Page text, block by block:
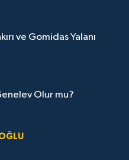
ve Gomidas Yalanı
Olur mu?